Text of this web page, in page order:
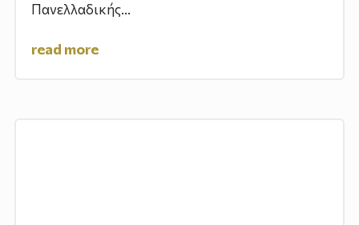
Πανελλαδικής...
read more